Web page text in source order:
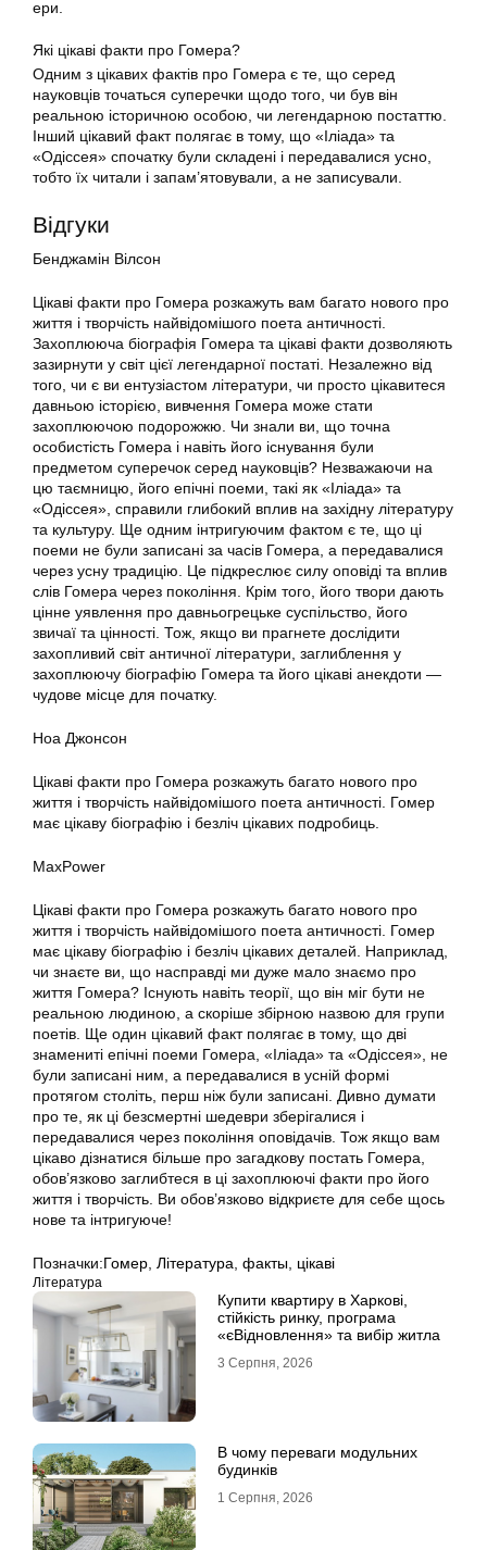
ери.
Які цікаві факти про Гомера?
Одним з цікавих фактів про Гомера є те, що серед
науковців точаться суперечки щодо того, чи був він
реальною історичною особою, чи легендарною постаттю.
Інший цікавий факт полягає в тому, що «Іліада» та
«Одіссея» спочатку були складені і передавалися усно,
тобто їх читали і запам’ятовували, а не записували.
Відгуки
Бенджамін Вілсон
Цікаві факти про Гомера розкажуть вам багато нового про
життя і творчість найвідомішого поета античності.
Захоплююча біографія Гомера та цікаві факти дозволяють
зазирнути у світ цієї легендарної постаті. Незалежно від
того, чи є ви ентузіастом літератури, чи просто цікавитеся
давньою історією, вивчення Гомера може стати
захоплюючою подорожжю. Чи знали ви, що точна
особистість Гомера і навіть його існування були
предметом суперечок серед науковців? Незважаючи на
цю таємницю, його епічні поеми, такі як «Іліада» та
«Одіссея», справили глибокий вплив на західну літературу
та культуру. Ще одним інтригуючим фактом є те, що ці
поеми не були записані за часів Гомера, а передавалися
через усну традицію. Це підкреслює силу оповіді та вплив
слів Гомера через покоління. Крім того, його твори дають
цінне уявлення про давньогрецьке суспільство, його
звичаї та цінності. Тож, якщо ви прагнете дослідити
захопливий світ античної літератури, заглиблення у
захоплюючу біографію Гомера та його цікаві анекдоти —
чудове місце для початку.
Ноа Джонсон
Цікаві факти про Гомера розкажуть багато нового про
життя і творчість найвідомішого поета античності. Гомер
має цікаву біографію і безліч цікавих подробиць.
MaxPower
Цікаві факти про Гомера розкажуть багато нового про
життя і творчість найвідомішого поета античності. Гомер
має цікаву біографію і безліч цікавих деталей. Наприклад,
чи знаєте ви, що насправді ми дуже мало знаємо про
життя Гомера? Існують навіть теорії, що він міг бути не
реальною людиною, а скоріше збірною назвою для групи
поетів. Ще один цікавий факт полягає в тому, що дві
знамениті епічні поеми Гомера, «Іліада» та «Одіссея», не
були записані ним, а передавалися в усній формі
протягом століть, перш ніж були записані. Дивно думати
про те, як ці безсмертні шедеври зберігалися і
передавалися через покоління оповідачів. Тож якщо вам
цікаво дізнатися більше про загадкову постать Гомера,
обов’язково заглибтеся в ці захоплюючі факти про його
життя і творчість. Ви обов’язково відкриєте для себе щось
нове та інтригуюче!
Позначки:Гомер, Література, факты, цікаві
Література
Купити квартиру в Харкові,
стійкість ринку, програма
«єВідновлення» та вибір житла
3 Серпня, 2026
В чому переваги модульних
будинків
1 Серпня, 2026